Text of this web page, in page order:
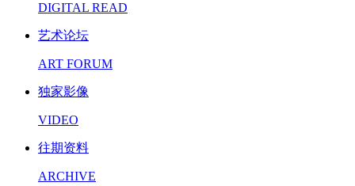
DIGITAL READ
艺术论坛
ART FORUM
独家影像
VIDEO
往期资料
ARCHIVE